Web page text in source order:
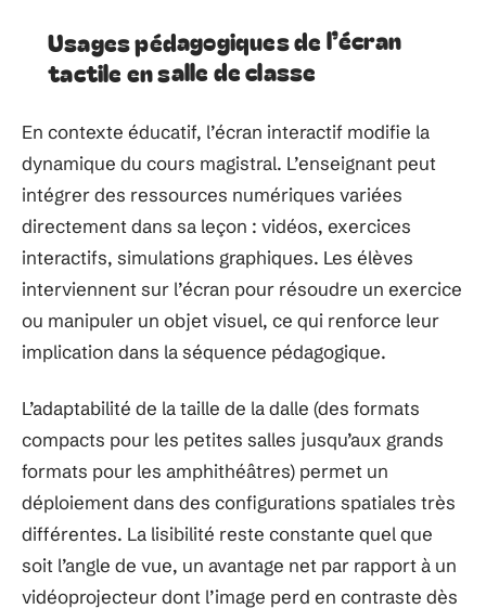
Usages pédagogiques de l’écran
tactile en salle de classe
En contexte éducatif, l’écran interactif modifie la
dynamique du cours magistral. L’enseignant peut
intégrer des ressources numériques variées
directement dans sa leçon : vidéos, exercices
interactifs, simulations graphiques. Les élèves
interviennent sur l’écran pour résoudre un exercice
ou manipuler un objet visuel, ce qui renforce leur
implication dans la séquence pédagogique.
L’adaptabilité de la taille de la dalle (des formats
compacts pour les petites salles jusqu’aux grands
formats pour les amphithéâtres) permet un
déploiement dans des configurations spatiales très
différentes. La lisibilité reste constante quel que
soit l’angle de vue, un avantage net par rapport à un
vidéoprojecteur dont l’image perd en contraste dès